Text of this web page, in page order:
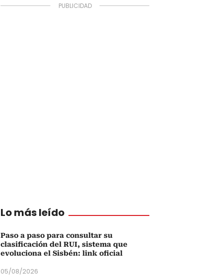
Lo más leído
Paso a paso para consultar su
clasificación del RUI, sistema que
evoluciona el Sisbén: link oficial
05/08/2026